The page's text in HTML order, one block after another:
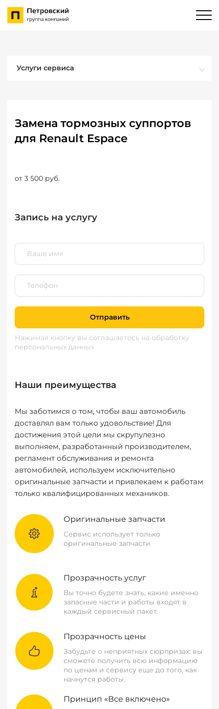
Услуги сервиса
Замена тормозных суппортов
для Renault Espace
от 3 500 руб.
Запись на услугу
Отправить
Нажимая кнопку вы соглашаетесь на обработку
персональных данных
Наши преимущества
Мы заботимся о том, чтобы ваш автомобиль
доставлял вам только удовольствие! Для
достижения этой цели мы скрупулезно
выполняем, разработанный производителем,
регламент обслуживания и ремонта
автомобилей, используем исключительно
оригинальные запчасти и привлекаем к работам
только квалифицированных механиков.
Оригинальные запчасти
Сервис использует только
оригинальные запчасти
Прозрачность услуг
Вы точно будете знать, какие именно
запасные части и работы входят в
каждый сервисный пакет.
Прозрачность цены
Забудьте о неприятных сюрпризах: вы
сможете получить всю информацию
по ценам и сервису еще до того, как
начнутся работы.
Принцип «Все включено»